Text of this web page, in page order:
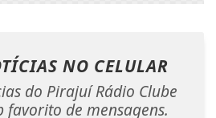
NO CELULAR
do Pirajuí Rádio Clube
favorito de mensagens.